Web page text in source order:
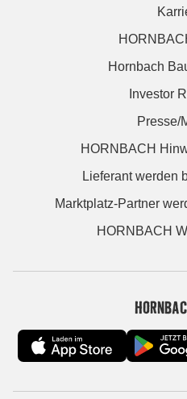
Hornbach
Investor
Presse/
HORNBACH
Lieferant werden
Marktplatz-Partner
HORNBACH